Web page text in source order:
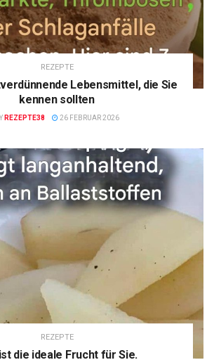
REZEPTE
Lebensmittel, die Sie
kennen sollten
REZEPTE38 26 FEBRUAR 2026
REZEPTE
die ideale Frucht für Sie.